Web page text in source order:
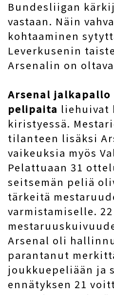
Bundesliigan
vastaan. Näin
kohtaaminen
Leverkusenin
Arsenalin on
Arsenal jalkapallo
pelipaita liehuivat
kiristyessä.
tilanteen lisäksi
vaikeuksia myös
Pelattuaan 31
seitsemän peliä
tärkeitä
varmistamiselle.
Arsenal oli
parantanut
joukkuepeliään ja
ennätyksen 21